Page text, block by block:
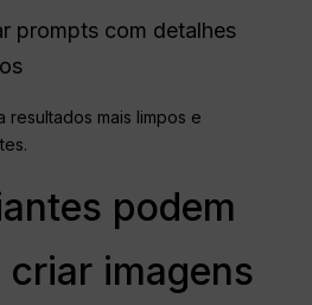
prompts com detalhes
resultados mais limpos e
podem
imagens